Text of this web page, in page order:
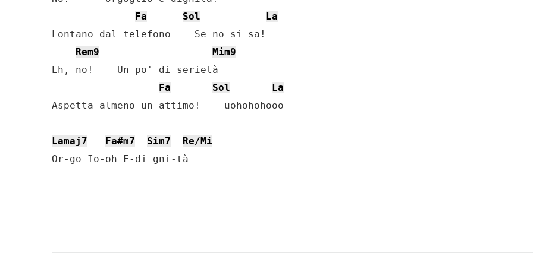
Fa
Sol
La
Lontano dal telefono    Se no si sa!
Rem9
Mim9
Eh, no!    Un po' di serietà
Fa
Sol
La
Aspetta almeno un attimo!    uohohohooo
Lamaj7 Fa#m7 Sim7
Re/Mi
Or-go Io-oh E-di gni-tà